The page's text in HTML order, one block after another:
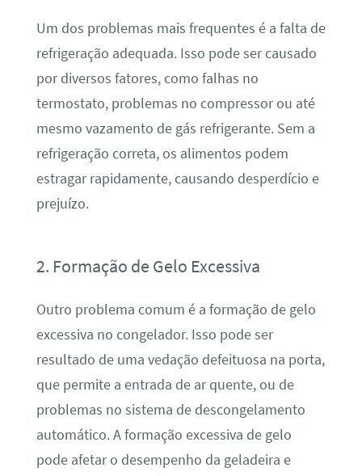
Um dos problemas mais frequentes é a falta de
refrigeração adequada. Isso pode ser causado
por diversos fatores, como falhas no
termostato, problemas no compressor ou até
mesmo vazamento de gás refrigerante. Sem a
refrigeração correta, os alimentos podem
estragar rapidamente, causando desperdício e
prejuízo.
2. Formação de Gelo Excessiva
Outro problema comum é a formação de gelo
excessiva no congelador. Isso pode ser
resultado de uma vedação defeituosa na porta,
que permite a entrada de ar quente, ou de
problemas no sistema de descongelamento
automático. A formação excessiva de gelo
pode afetar o desempenho da geladeira e